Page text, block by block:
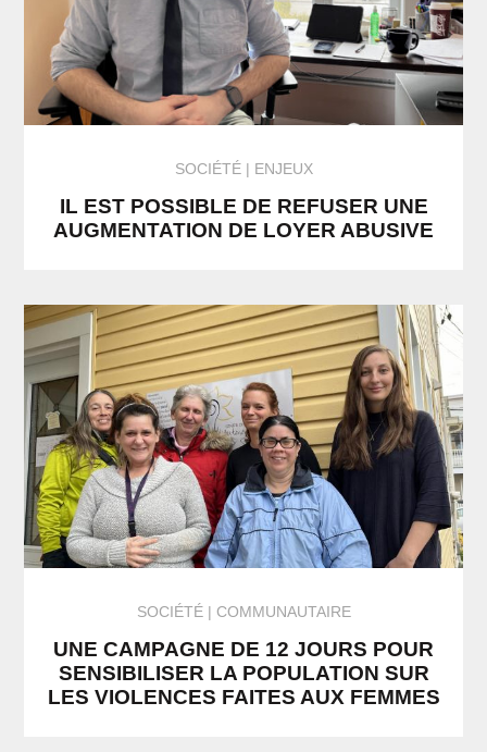
SOCIÉTÉ ENJEUX
IL EST POSSIBLE DE REFUSER UNE
AUGMENTATION DE LOYER ABUSIVE
SOCIÉTÉ COMMUNAUTAIRE
UNE CAMPAGNE DE 12 JOURS POUR
SENSIBILISER LA POPULATION SUR
LES VIOLENCES FAITES AUX FEMMES